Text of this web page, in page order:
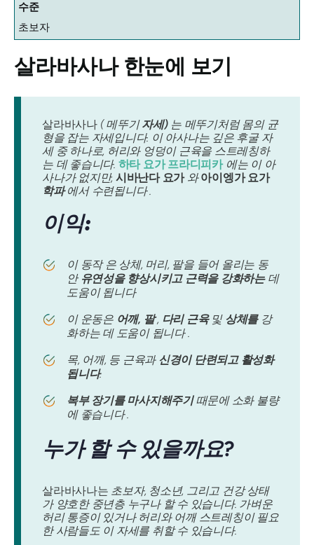
수준
초보자
살라바사나한눈에 보기
살라바사나( 메뚜기자세)는 메뚜기처럼 몸의 균
형을 잡는 자세입니다. 이 아사나는 깊은 후굴 자
세 중 하나로, 허리와 엉덩이 근육을 스트레칭하
는 데 좋습니다. 하타 요가 프라디피카에는 이 아
사나가 없지만, 시바난다 요가와아이엥가 요가
학파에서 수련됩니다 .
이익:
이 동작 은 상체, 머리, 팔을 들어 올리는 동
안 유연성을 향상시키고 근력을 강화하는데
도움이 됩니다
이 운동은 어깨, 팔, 다리 근육및 상체를강
화하는 데 도움이 됩니다 .
목, 어깨, 등 근육과 신경이 단련되고 활성화
됩니다.
복부 장기를 마사지해주기때문에 소화 불량
에 좋습니다 .
누가 할 수 있을까요?
살라바사나는 초보자, 청소년, 그리고 건강 상태
가 양호한 중년층 누구나 할 수 있습니다. 가벼운
허리 통증이 있거나 허리와 어깨 스트레칭이 필요
한 사람들도 이 자세를 취할 수 있습니다.